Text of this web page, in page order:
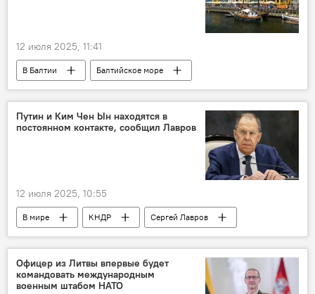
12 июля 2025, 11:41
В Балтии
Балтийское море
страны Балтии
Дания
Путин и Ким Чен Ын находятся в
постоянном контакте, сообщил Лавров
12 июля 2025, 10:55
В мире КНДР
Сергей Лавров
Россия
Офицер из Литвы впервые будет
командовать международным
военным штабом НАТО